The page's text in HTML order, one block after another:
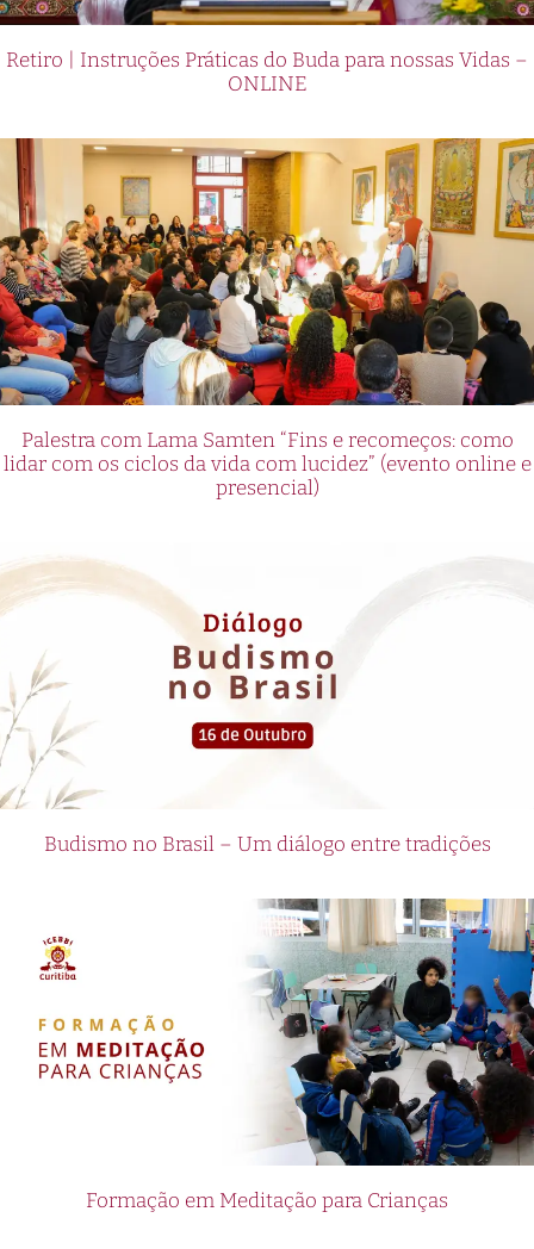
Retiro | Instruções Práticas do Buda para nossas Vidas –
ONLINE
Palestra com Lama Samten “Fins e recomeços: como
lidar com os ciclos da vida com lucidez” (evento online e
presencial)
Budismo no Brasil – Um diálogo entre tradições
Formação em Meditação para Crianças